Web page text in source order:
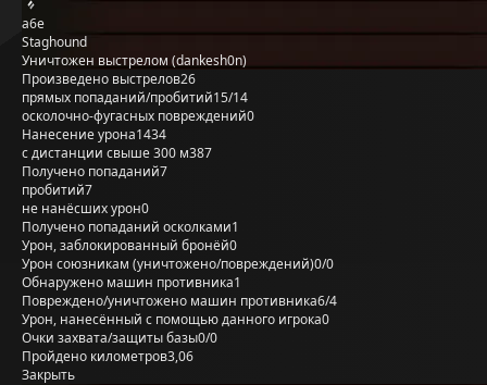
a6e
Staghound
Уничтожен выстрелом (dankesh0n)
Произведено выстрелов26
прямых попаданий/пробитий15/14
осколочно-фугасных повреждений0
Нанесение урона1434
с дистанции свыше 300 м387
Получено попаданий7
пробитий7
не нанёсших урон0
Получено попаданий осколками1
Урон, заблокированный бронёй0
Урон союзникам (уничтожено/повреждений)0/0
Обнаружено машин противника1
Повреждено/уничтожено машин противника6/4
Урон, нанесённый с помощью данного игрока0
Очки захвата/защиты базы0/0
Пройдено километров3,06
Закрыть